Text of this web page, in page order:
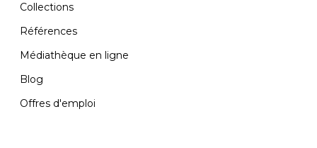
Collections
Références
Médiathèque en ligne
Blog
Offres d'emploi